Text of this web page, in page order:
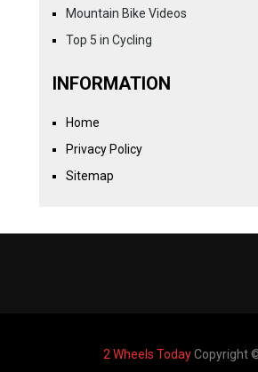
Mountain Bike Videos
Top 5 in Cycling
INFORMATION
Home
Privacy Policy
Sitemap
2 Wheels TodayCopyright